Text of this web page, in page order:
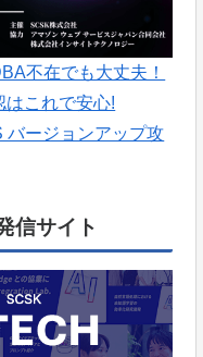
不在でも大丈夫！
はこれで安心!
バージョンアップ攻
信サイト